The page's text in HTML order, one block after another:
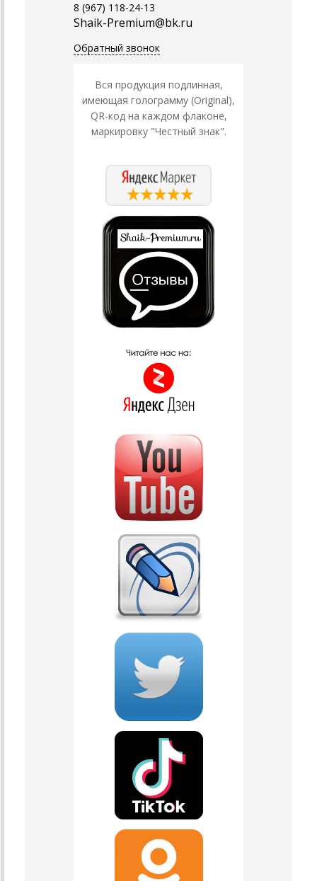
8 (967) 118-24-13
Shaik-Premium@bk.ru
Обратный звонок
Вся продукция подлинная,
имеющая голограмму (Original),
QR-код на каждом флаконе,
маркировку "Честный знак".